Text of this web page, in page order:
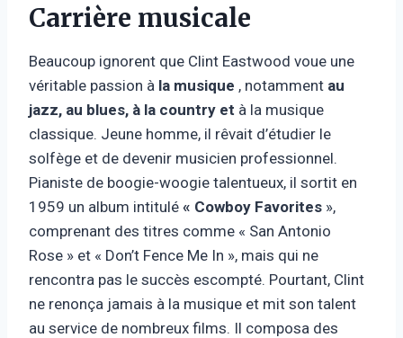
Carrière musicale
Beaucoup ignorent que Clint Eastwood voue une
véritable passion à la musique , notamment au
jazz, au blues, à la country et à la musique
classique. Jeune homme, il rêvait d’étudier le
solfège et de devenir musicien professionnel.
Pianiste de boogie-woogie talentueux, il sortit en
1959 un album intitulé « Cowboy Favorites »,
comprenant des titres comme « San Antonio
Rose » et « Don’t Fence Me In », mais qui ne
rencontra pas le succès escompté. Pourtant, Clint
ne renonça jamais à la musique et mit son talent
au service de nombreux films. Il composa des